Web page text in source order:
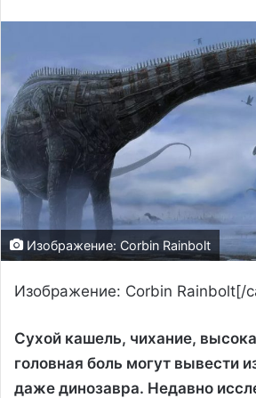
Изображение: Corbin Rainbolt
Изображение: Corbin Rainbolt[/
Сухой кашель, чихание,
головная боль могут вывести
даже динозавра. Недавно